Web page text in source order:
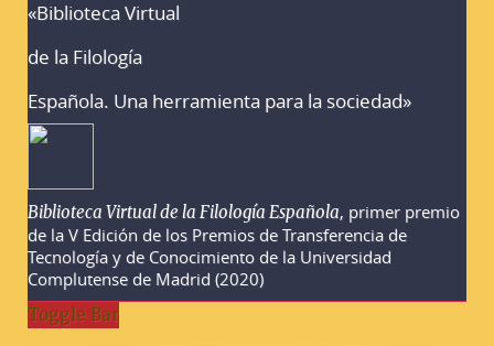
«Biblioteca Virtual
de la Filología
Española. Una herramienta para la sociedad»
Biblioteca Virtual de la Filología Española, primer premio
de la V Edición de los Premios de Transferencia de
Tecnología y de Conocimiento de la Universidad
Complutense de Madrid (2020)
Toggle Bar